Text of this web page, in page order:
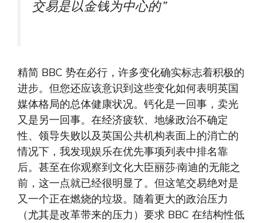
交易是以金钱为中心的”
精简 BBC 势在必行，许多变化确实标志着积极的
进步。但您还应该意识到这些变化如何表明英国
媒体格局的总体健康状况。钙化是一回事，卖光
又是另一回事。在经济疲软、地缘政治不确定
性、领导失败以及英国公共机构表面上的消亡的
情况下，我发现娱乐在优先事项列表中排名靠
后。甚至在你观察到文化大臣丽莎·南迪的无能之
前，这一点就已经很明显了。但这笔交易绝对是
又一个正在燃烧的垃圾。随着更大的政治压力
（尤其是改革带来的压力）要求 BBC 在结构性低